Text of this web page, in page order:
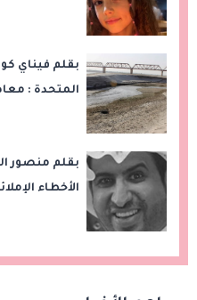
بقلم فيناي
المتحدة :
بقلم منصور
الأخطاء